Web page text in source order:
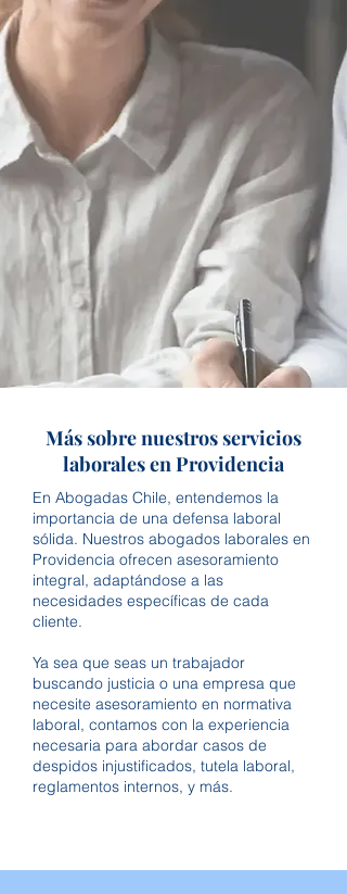
Más sobre nuestros servicios
laborales en Providencia
En Abogadas Chile, entendemos la
importancia de una defensa laboral
sólida. Nuestros abogados laborales en
Providencia ofrecen asesoramiento
integral, adaptándose a las
necesidades específicas de cada
cliente.
Ya sea que seas un trabajador
buscando justicia o una empresa que
necesite asesoramiento en normativa
laboral, contamos con la experiencia
necesaria para abordar casos de
despidos injustificados, tutela laboral,
reglamentos internos, y más.